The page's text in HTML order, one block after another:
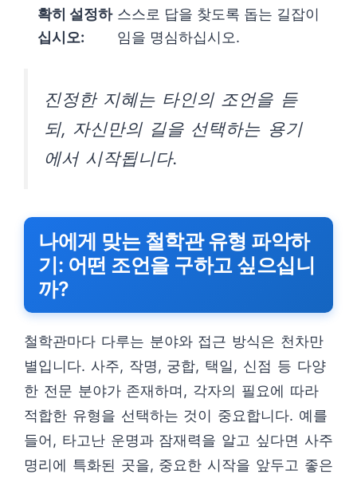
확히 설정하
십시오:
스스로 답을 찾도록 돕는 길잡이
임을 명심하십시오.
진정한 지혜는 타인의 조언을 듣
되, 자신만의 길을 선택하는 용기
에서 시작됩니다.
나에게 맞는 철학관 유형 파악하
기: 어떤 조언을 구하고 싶으십니
까?
철학관마다 다루는 분야와 접근 방식은 천차만
별입니다. 사주, 작명, 궁합, 택일, 신점 등 다양
한 전문 분야가 존재하며, 각자의 필요에 따라
적합한 유형을 선택하는 것이 중요합니다. 예를
들어, 타고난 운명과 잠재력을 알고 싶다면 사주
명리에 특화된 곳을, 중요한 시작을 앞두고 좋은